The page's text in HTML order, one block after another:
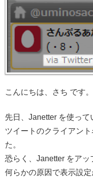
こんにちは、さち です。
先日、Janetter を使って
ツイートのクライアン
た。
恐らく、Janetter をアッ
何らかの原因で表示設